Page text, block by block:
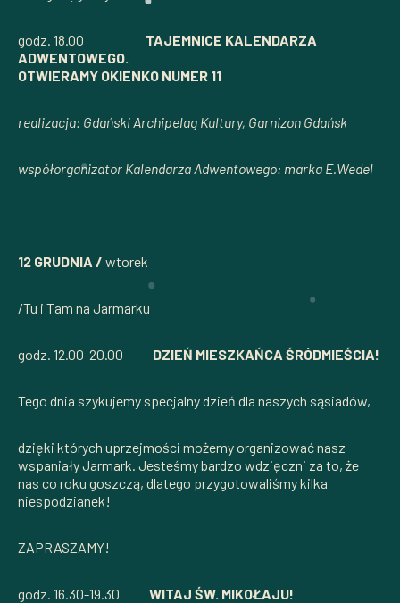
godz. 18.00 TAJEMNICE KALENDARZA
ADWENTOWEGO.
OTWIERAMY OKIENKO NUMER 11
realizacja: Gdański Archipelag Kultury, Garnizon Gdańsk
współorganizator Kalendarza Adwentowego: marka E.Wedel
12 GRUDNIA / wtorek
/Tu i Tam na Jarmarku
godz. 12.00-20.00 DZIEŃ MIESZKAŃCA ŚRÓDMIEŚCIA!
Tego dnia szykujemy specjalny dzień dla naszych sąsiadów,
dzięki których uprzejmości możemy organizować nasz
wspaniały Jarmark. Jesteśmy bardzo wdzięczni za to, że
nas co roku goszczą, dlatego przygotowaliśmy kilka
niespodzianek!
ZAPRASZAMY!
godz. 16.30-19.30 WITAJ ŚW. MIKOŁAJU!